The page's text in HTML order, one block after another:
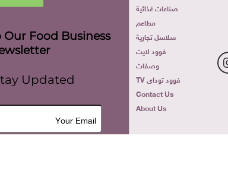
صناعات غذائية
مطاعم
سلاسل تجارية
فوود لايت
وصفات
فوود توداى TV
Contact Us
About Us
Our Food Business
Updated